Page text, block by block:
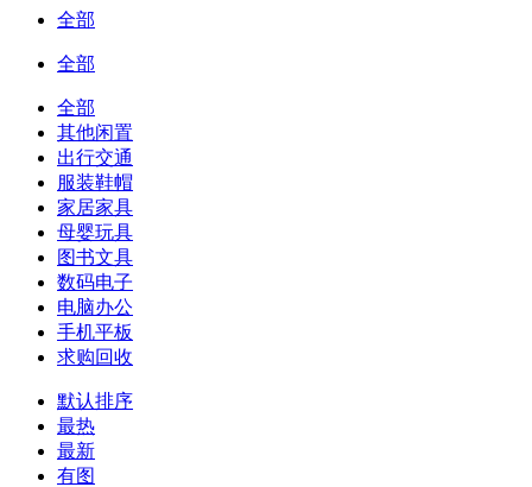
全部
全部
全部
其他闲置
出行交通
服装鞋帽
家居家具
母婴玩具
图书文具
数码电子
电脑办公
手机平板
求购回收
默认排序
最热
最新
有图